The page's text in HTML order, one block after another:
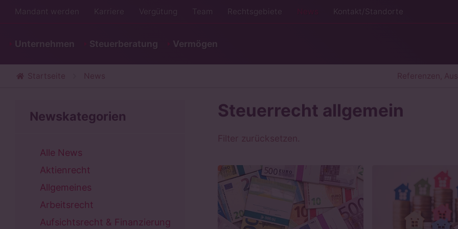
Mandant werden Karriere Vergütung Team Rechtsgebiete News Kontakt/Standorte
Unternehmen Steuerberatung Vermögen
Startseite News Referenzen,
Steuerrecht allgemein
Filter zurücksetzen.
Newskategorien
Alle News
Aktienrecht
Allgemeines
Arbeitsrecht
Aufsichtsrecht & Finanzierung